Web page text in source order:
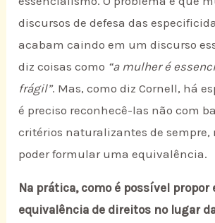
discursos de defesa das
acabam caindo em um discurso
diz coisas como “a mulher é
frágil”. Mas, como diz Cornell, há
é preciso reconhecê-las não com
critérios naturalizantes de sempre,
poder formular uma equivalência.
Na prática, como é possível propor
equivalência de direitos no lugar